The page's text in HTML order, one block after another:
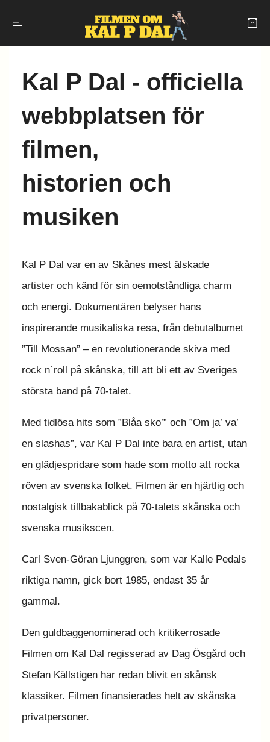
Kal P Dal - officiella
webbplatsen för
filmen,
historien och
musiken
Kal P Dal var en av Skånes mest älskade
artister och känd för sin oemotståndliga charm
och energi. Dokumentären belyser hans
inspirerande musikaliska resa, från debutalbumet
”Till Mossan” – en revolutionerande skiva med
rock n´roll på skånska, till att bli ett av Sveriges
största band på 70-talet.
Med tidlösa hits som ”Blåa sko’” och ”Om ja’ va’
en slashas”, var Kal P Dal inte bara en artist, utan
en glädjespridare som hade som motto att rocka
röven av svenska folket. Filmen är en hjärtlig och
nostalgisk tillbakablick på 70-talets skånska och
svenska musikscen.
Carl Sven-Göran Ljunggren, som var Kalle Pedals
riktiga namn, gick bort 1985, endast 35 år
gammal.
Den guldbaggenominerad och kritikerrosade
Filmen om Kal Dal regisserad av Dag Ösgård och
Stefan Källstigen har redan blivit en skånsk
klassiker. Filmen finansierades helt av skånska
privatpersoner.